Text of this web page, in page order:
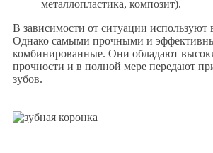
металлопластика, композит).
В зависимости от ситуации используют
Однако самыми прочными и
комбинированные. Они обладают
прочности и в полной мере передают
зубов.